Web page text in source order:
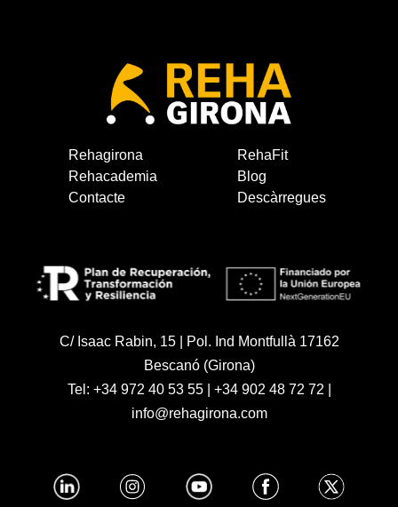
Rehagirona
RehaFit
Rehacademia
Blog
Contacte
Descàrregues
C/ Isaac Rabin, 15 | Pol. Ind Montfullà 17162
Bescanó (Girona)
Tel: +34 972 40 53 55| +34 902 48 72 72
info@rehagirona.com